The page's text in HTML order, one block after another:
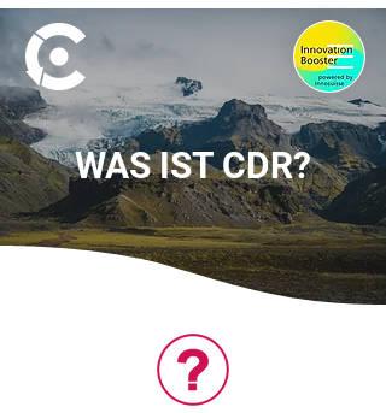
WAS IST CDR?